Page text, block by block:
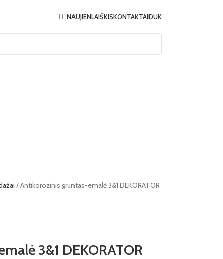
NAUJIENLAIŠKISKONTAKTAIDUK
Antikorozinis gruntas-emalė 3&1 DEKORATOR
3&1 DEKORATOR